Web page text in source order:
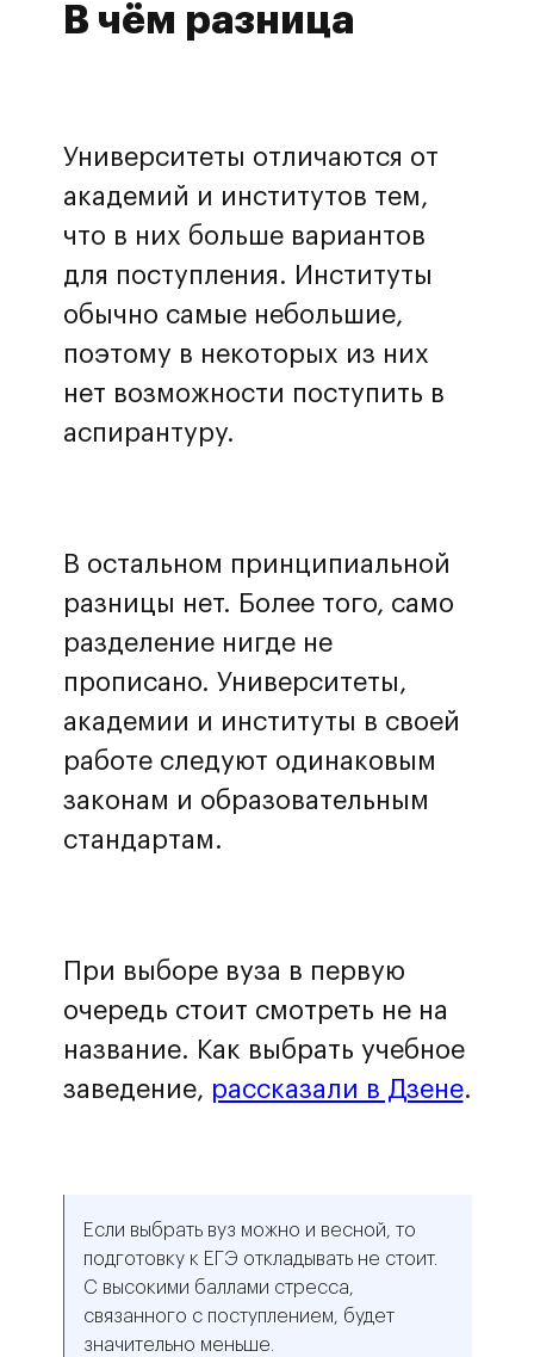
В чём разница
Университеты отличаются от
академий и институтов тем,
что в них больше вариантов
для поступления. Институты
обычно самые небольшие,
поэтому в некоторых из них
нет возможности поступить в
аспирантуру.
В остальном принципиальной
разницы нет. Более того, само
разделение нигде не
прописано. Университеты,
академии и институты в своей
работе следуют одинаковым
законам и образовательным
стандартам.
При выборе вуза в первую
очередь стоит смотреть не на
название. Как выбрать учебное
заведение, рассказали в Дзене.
Если выбрать вуз можно и весной, то
подготовку к ЕГЭ откладывать не стоит.
С высокими баллами стресса,
связанного с поступлением, будет
значительно меньше.
Перезвоните мне
Нажимая на кнопку, вы принимаете
политику обработки данных и
персональных данных